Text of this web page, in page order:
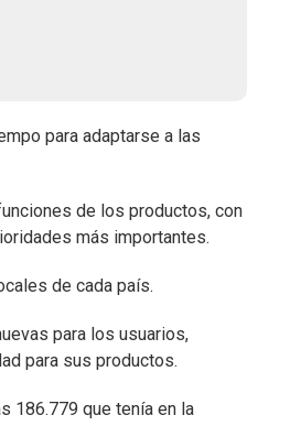
para adaptarse a las
de los productos, con
más importantes.
de cada país.
para los usuarios,
para sus productos.
186.779 que tenía en la